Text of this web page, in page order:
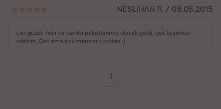
NESLİHAN R. / 08.05.2015
çok güzel, hızlı ve harika paketlenmiş olarak geldi, çok teşekkür
ederim. Çok ama çok memnun kaldım :)
1